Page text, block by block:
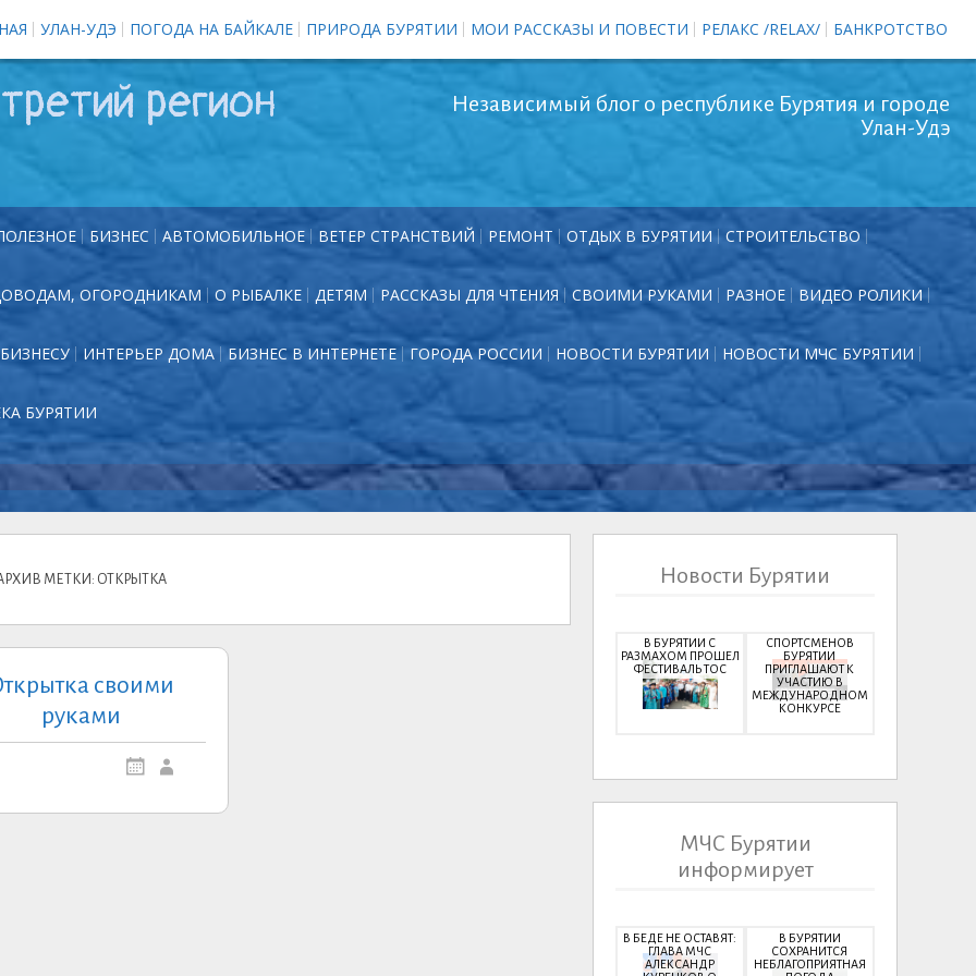
УЛАН-УДЭ ПОГОДА НА БАЙКАЛЕ ПРИРОДА БУРЯТИИ МОИ РАССКАЗЫ И ПОВЕСТИ РЕЛАКС /RELAX/ БАНКРОТСТВО
регион
Независимый блог о республике Бурятия и городе
Улан-Удэ
БИЗНЕС АВТОМОБИЛЬНОЕ ВЕТЕР СТРАНСТВИЙ РЕМОНТ ОТДЫХ В БУРЯТИИ СТРОИТЕЛЬСТВО
ОГОРОДНИКАМ О РЫБАЛКЕ ДЕТЯМ РАССКАЗЫ ДЛЯ ЧТЕНИЯ СВОИМИ РУКАМИ РАЗНОЕ ВИДЕО РОЛИКИ
БИЗНЕСУ ИНТЕРЬЕР ДОМА БИЗНЕС В ИНТЕРНЕТЕ ГОРОДА РОССИИ НОВОСТИ БУРЯТИИ НОВОСТИ МЧС БУРЯТИИ
БУРЯТИИ
МЕТКИ: ОТКРЫТКА
своими
руками
Новости Бурятии
В БУРЯТИИ С
РАЗМАХОМ ПРОШЕЛ
ФЕСТИВАЛЬ ТОС
СПОРТСМЕНОВ
БУРЯТИИ
ПРИГЛАШАЮТ К
УЧАСТИЮ В
МЕЖДУНАРОДНОМ
КОНКУРСЕ
МЧС Бурятии
информирует
В БЕДЕ НЕ ОСТАВЯТ:
ГЛАВА МЧС
АЛЕКСАНДР
В БУРЯТИИ
СОХРАНИТСЯ
НЕБЛАГОПРИЯТНАЯ